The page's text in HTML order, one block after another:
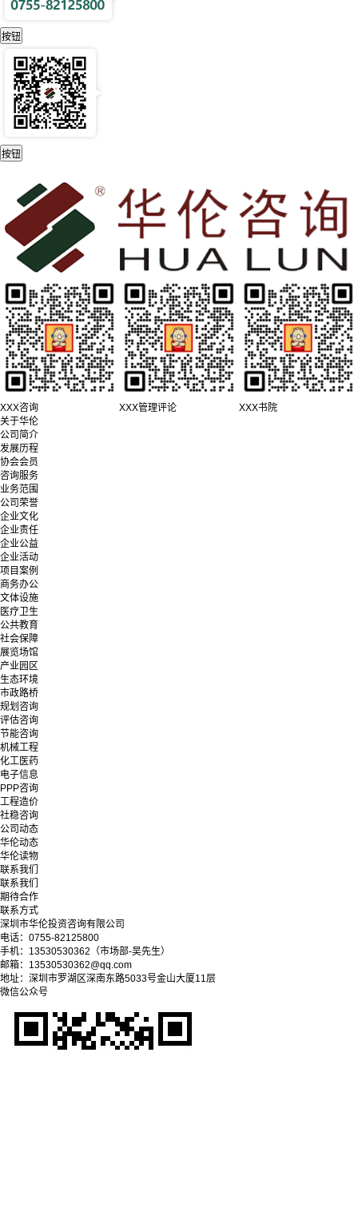
XXX咨询 XXX管理评论
XXX书院
关于华伦
公司简介
发展历程
协会会员
咨询服务
业务范围
公司荣誉
企业文化
企业责任
企业公益
企业活动
项目案例
商务办公
文体设施
医疗卫生
公共教育
社会保障
展览场馆
产业园区
生态环境
市政路桥
规划咨询
评估咨询
节能咨询
机械工程
化工医药
电子信息
PPP咨询
工程造价
社稳咨询
公司动态
华伦动态
华伦读物
联系我们
联系我们
期待合作
联系方式
深圳市华伦投资咨询有限公司
电话：0755-82125800
手机：13530530362（市场部-吴先生）
邮箱：13530530362@qq.com
地址：深圳市罗湖区深南东路5033号金山大厦11层
微信公众号